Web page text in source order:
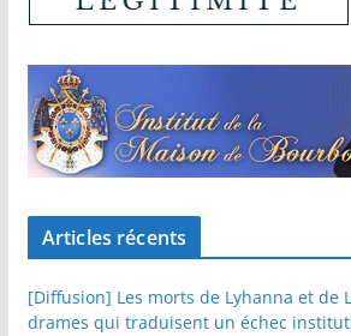
Articles récents
[Diffusion] Les morts de Lyhanna et de
drames qui traduisent un échec